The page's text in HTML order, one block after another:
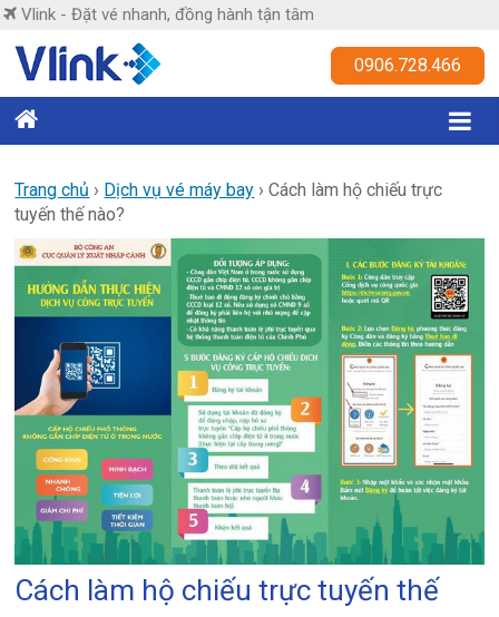
Skip
content
Vlink - Đặt vé nhanh, đồng hành tận tâm
Vlink
nhanh,
đồng
hành
tận
tâm
0906.728.466
Trang chủ › Dịch vụ vé máy bay ›Cách làm hộ chiếu trực
tuyến thế nào?
Cách làm hộ chiếu trực tuyến thế